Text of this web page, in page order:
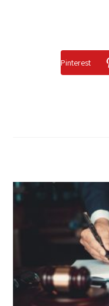
Pinterest